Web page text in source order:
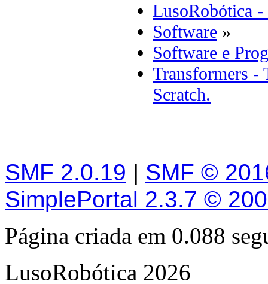
LusoRobótica -
Software »
Software e
Transformers -
Scratch.
SMF 2.0.19 | SMF ©
SimplePortal 2.3.7 ©
Página criada em 0.088
LusoRobótica 2026